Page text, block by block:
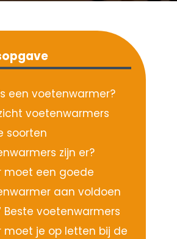
een voetenwarmer?
voetenwarmers
soorten
zijn er?
moet een goede
aan voldoen
Beste voetenwarmers
moet je op letten bij de